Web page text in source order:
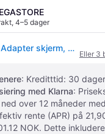
, 4–5 dager
Thule 20110723, Adapter skjerm, Rustfritt stål
Eller 3
: Kreditttid: 30
med Klarna:
over 12 måneder
rente (APR) på
NOK. Dette